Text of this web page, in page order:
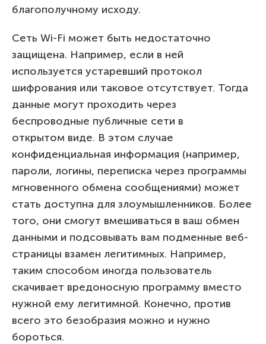
благополучному исходу.
Сеть Wi-Fi может быть недостаточно
защищена. Например, если в ней
используется устаревший протокол
шифрования или таковое отсутствует. Тогда
данные могут проходить через
беспроводные публичные сети в
открытом виде. В этом случае
конфиденциальная информация (например,
пароли, логины, переписка через программы
мгновенного обмена сообщениями) может
стать доступна для злоумышленников. Более
того, они смогут вмешиваться в ваш обмен
данными и подсовывать вам подменные веб-
страницы взамен легитимных. Например,
таким способом иногда пользователь
скачивает вредоносную программу вместо
нужной ему легитимной. Конечно, против
всего это безобразия можно и нужно
бороться.